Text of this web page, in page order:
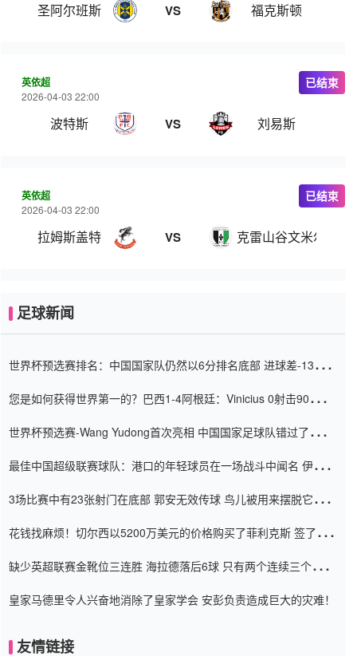
圣阿尔班斯 VS 福克斯顿
英依超
2026-04-03 22:00
波特斯 VS 刘易斯
已结束
英依超
2026-04-03 22:00
拉姆斯盖特 VS 克雷山谷文米尔斯
已结束
足球新闻
世界杯预选赛排名：中国国家队仍然以6分排名底部 进球差-13令人
您是如何获得世界第一的？巴西1-4阿根廷：Vinicius 0射击90分钟
世界杯预选赛-Wang Yudong首次亮相 中国国家足球队错过了世界
最佳中国超级联赛球队：港口的年轻球员在一场战斗中闻名 伊万放
3场比赛中有23张射门在底部 郭安无效传球 鸟儿被用来摆脱它
花钱找麻烦！切尔西以5200万美元的价格购买了菲利克斯 签了7年
缺少英超联赛金靴位三连胜 海拉德落后6球 只有两个连续三个连续
皇家马德里令人兴奋地消除了皇家学会 安彭负责造成巨大的灾难！
友情链接